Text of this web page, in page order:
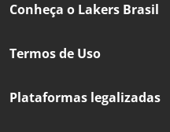
Conheça o Lakers Brasil
Termos de Uso
Plataformas legalizadas